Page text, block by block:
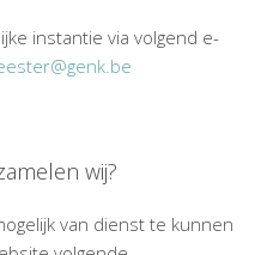
instantie via volgend e-
wij?
van dienst te kunnen